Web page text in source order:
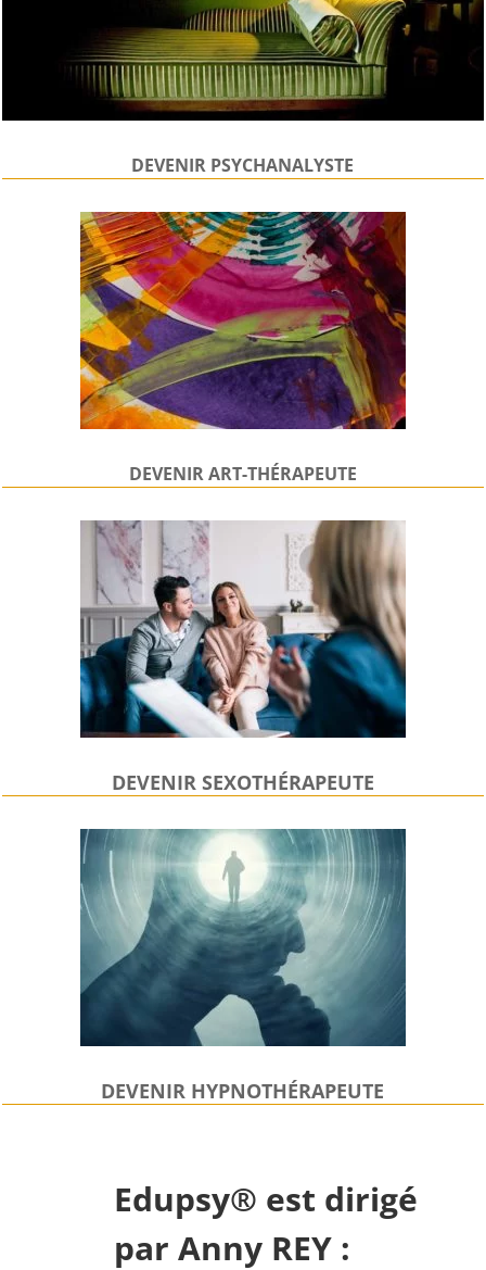
DEVENIR PSYCHANALYSTE
DEVENIRART-THÉRAPEUTE
DEVENIR SEXOTHÉRAPEUTE
DEVENIR HYPNOTHÉRAPEUTE
Edupsy® est dirigé
par Anny REY :